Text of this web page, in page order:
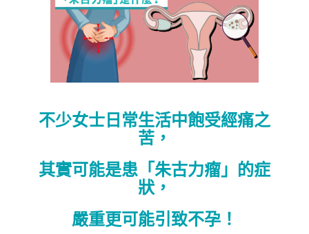
不少女士日常生活中飽受經痛之
苦，
其實可能是患「朱古力瘤」的症
狀，
嚴重更可能引致不孕！